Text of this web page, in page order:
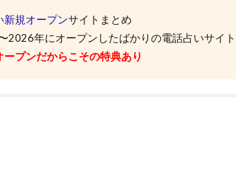
新規オープンサイトまとめ
2026年にオープンしたばかりの電話占いサイト
プンだからこその特典あり